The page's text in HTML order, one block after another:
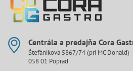
Centrála a predajňa Cora
Štefánikova 5867/74 (pri MC Donald)
058 01 Poprad